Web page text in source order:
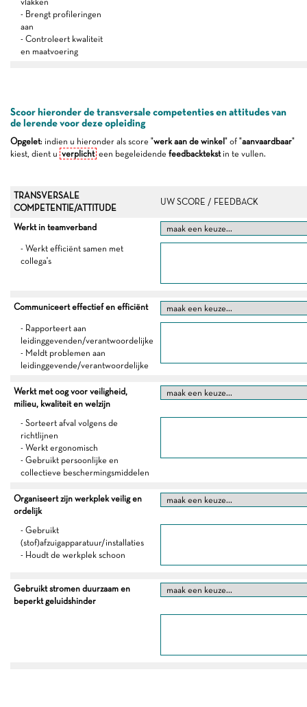
- Brengt profileringen
aan
- Controleert kwaliteit
en maatvoering
Scoor hieronder de transversale competenties en attitudes van
de lerende voor deze opleiding
Opgelet: indien u hieronder als score "werk aan de winkel " of "aanvaardbaar"
kiest, dient u verplicht een begeleidende feedbacktekstin te vullen.
TRANSVERSALE
COMPETENTIE/ATTITUDE
UW SCORE / FEEDBACK
Werkt in teamverband
- Werkt efficiënt samen met
collega's
Communiceert effectief en efficiënt
- Rapporteert aan
leidinggevenden/verantwoordelijke
- Meldt problemen aan
leidinggevende/verantwoordelijke
Werkt met oog voor veiligheid,
milieu, kwaliteit en welzijn
- Sorteert afval volgens de
richtlijnen
- Werkt ergonomisch
- Gebruikt persoonlijke en
collectieve beschermingsmiddelen
Organiseert zijn werkplek veilig en
ordelijk
- Gebruikt
(stof)afzuigapparatuur/installaties
- Houdt de werkplek schoon
Gebruikt stromen duurzaam en
beperkt geluidshinder